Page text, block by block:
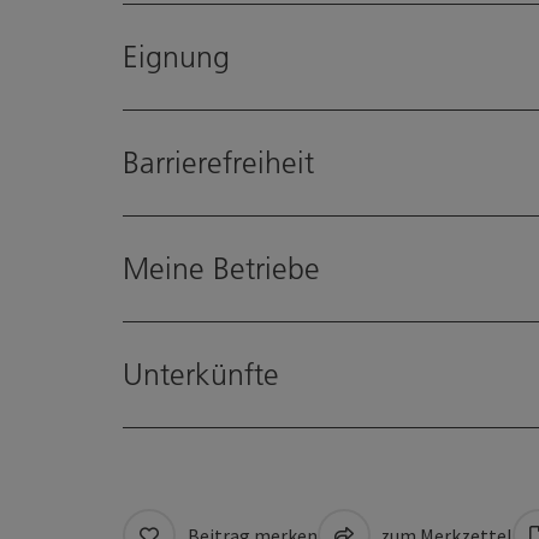
Eignung
Barrierefreiheit
Meine Betriebe
Unterkünfte